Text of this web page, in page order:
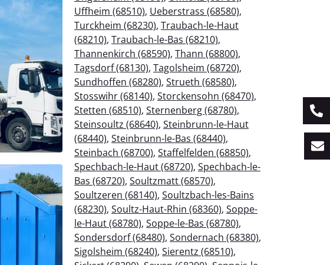
Uffheim (68510), Ueberstrass (68580),
Turckheim (68230), Traubach-le-Haut
(68210), Traubach-le-Bas (68210),
Thannenkirch (68590), Thann (68800),
Tagsdorf (68130), Tagolsheim (68720),
Sundhoffen (68280), Strueth (68580),
Stosswihr (68140), Storckensohn (68470),
Stetten (68510), Sternenberg (68780),
Steinsoultz (68640), Steinbrunn-le-Haut
(68440), Steinbrunn-le-Bas (68440),
Steinbach (68700), Staffelfelden (68850),
Spechbach-le-Haut (68720), Spechbach-le-
Bas (68720), Soultzmatt (68570),
Soultzeren (68140), Soultzbach-les-Bains
(68230), Soultz-Haut-Rhin (68360), Soppe-
le-Haut (68780), Soppe-le-Bas (68780),
Sondersdorf (68480), Sondernach (68380),
Sigolsheim (68240), Sierentz (68510),